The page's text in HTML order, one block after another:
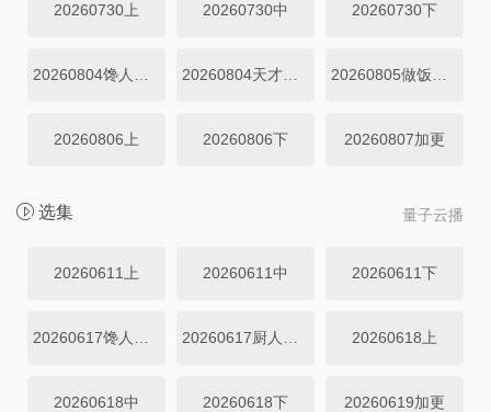
20260730上 20260730中 20260730下
20260804天才厨房
20260806上 20260806下 20260807加更
量子云播
选集
20260611上 20260611中 20260611下
20260618上
20260618中 20260618下 20260619加更